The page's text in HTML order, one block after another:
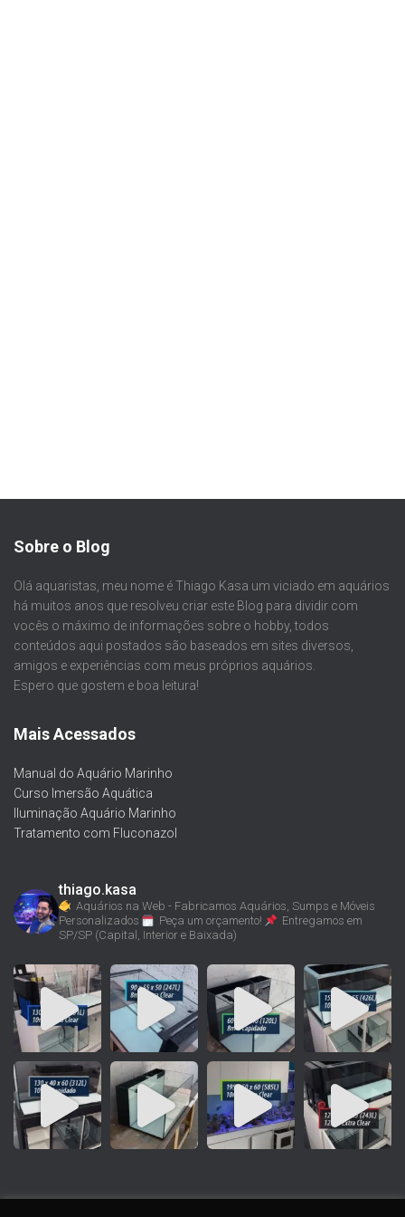
Sobre o Blog
Olá aquaristas, meu nome é Thiago Kasa um viciado em aquários
há muitos anos que resolveu criar este Blog para dividir com
vocês o máximo de informações sobre o hobby, todos
conteúdos aqui postados são baseados em sites diversos,
amigos e experiências com meus próprios aquários.
Espero que gostem e boa leitura!
Mais Acessados
Manual do Aquário Marinho
Curso Imersão Aquática
Iluminação Aquário Marinho
Tratamento com Fluconazol
thiago.kasa
Aquários na Web - Fabricamos Aquários, Sumps e Móveis
Personalizados
Peça um orçamento!
Entregamos em
SP/SP (Capital, Interior e Baixada)